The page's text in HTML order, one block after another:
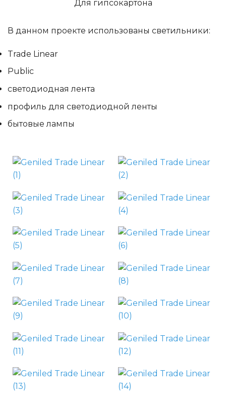
Для гипсокартона
В данном проекте использованы светильники:
Trade Linear
Public
светодиодная лента
профиль для светодиодной ленты
бытовые лампы